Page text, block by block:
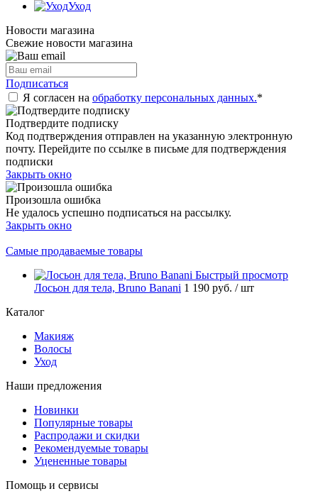
Уход
Новости магазина
Свежие новости магазина
Подписаться
Я согласен на обработку персональных данных.*
Подтвердите подписку
Код подтверждения отправлен на указанную электронную
почту. Перейдите по ссылке в письме для подтверждения
подписки
Закрыть окно
Произошла ошибка
Не удалось успешно подписаться на рассылку.
Закрыть окно
Самые продаваемые товары
Быстрый просмотр
Лосьон для тела, Bruno Banani 1 190 руб. / шт
Каталог
Макияж
Волосы
Уход
Наши предложения
Новинки
Популярные товары
Распродажи и скидки
Рекомендуемые товары
Уцененные товары
Помощь и сервисы